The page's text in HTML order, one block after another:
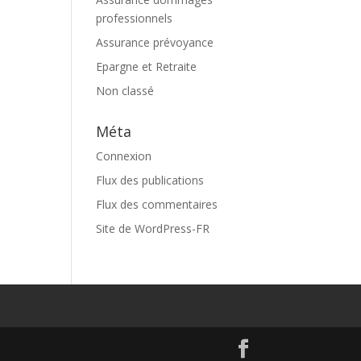
professionnels
Assurance prévoyance
Epargne et Retraite
Non classé
Méta
Connexion
Flux des publications
Flux des commentaires
Site de WordPress-FR